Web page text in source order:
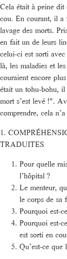
Cela était à peine dit
cou. En courant, il a
lavage des morts.
en fait un de leurs
celui-ci est sorti
là, les maladies et
couraient encore
était un tohu-bohu,
mort s’est levé !".
comprendre, cela
1.
TRADUITES
Pour quelle
l’hôpital ?
Le menteur,
le corps de sa
Pourquoi est-
Pourquoi est-
est sorti en
Qu’est-ce